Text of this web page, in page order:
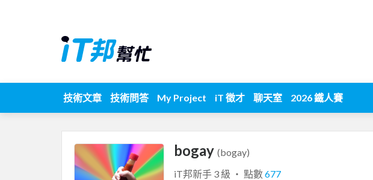
技術文章 技術問答 My Project iT 徵才 聊天室 2026 鐵人賽
bogay (bogay)
iT邦新手 3 級 ‧ 點數677